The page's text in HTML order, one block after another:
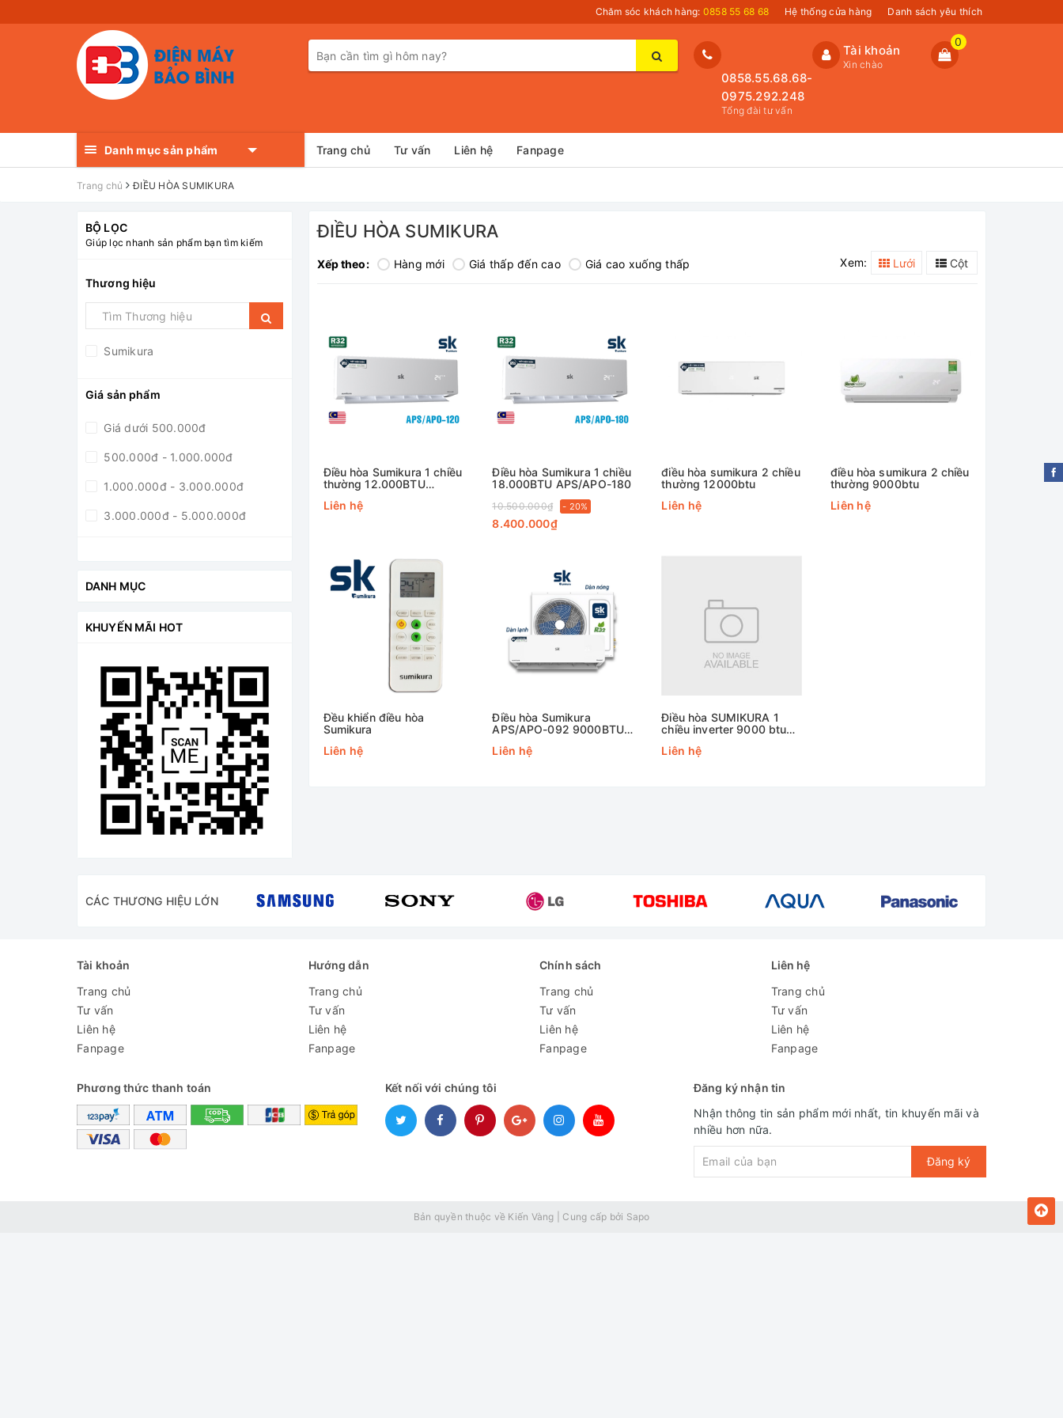
Chăm sóc khách hàng: 0858 55 68 68 Hệ thống cửa hàng Danh sách yêu thích
0858.55.68.68-
0975.292.248
Tổng đài tư vấn
Tài khoản
Xin chào
0
Danh mục sản phẩm Trang chủ Tư vấn Liên hệ Fanpage
Trang chủ ĐIỀU HÒA SUMIKURA
BỘ LỌC
Giúp lọc nhanh sản phẩm bạn tìm kiếm
Thương hiệu
Sumikura
Giá sản phẩm
Giá dưới 500.000đ
500.000đ - 1.000.000đ
1.000.000đ - 3.000.000đ
3.000.000đ - 5.000.000đ
DANH MỤC
KHUYẾN MÃI HOT
ĐIỀU HÒA SUMIKURA
Xếp theo: Hàng mới Giá thấp đến cao Giá cao xuống thấp Xem: Lưới Cột
Điều hòa Sumikura 1 chiều
thường 12.000BTU
Liên hệ
Điều hòa Sumikura 1 chiều
18.000BTU APS/APO-180
10.500.000₫ - 20%
8.400.000₫
điều hòa sumikura 2 chiều
thường 12000btu
Liên hệ
điều hòa sumikura 2 chiều
thường 9000btu
Liên hệ
Đều khiển điều hòa
Sumikura
Liên hệ
Điều hòa Sumikura
APS/APO-092 9000BTU
R32)
Liên hệ
Điều hòa SUMIKURA 1
chiều inverter 9000 btu
Liên hệ
CÁC THƯƠNG HIỆU LỚN
Tài khoản
Trang chủ
Tư vấn
Liên hệ
Fanpage
Hướng dẫn
Trang chủ
Tư vấn
Liên hệ
Fanpage
Chính sách
Trang chủ
Tư vấn
Liên hệ
Fanpage
Liên hệ
Trang chủ
Tư vấn
Liên hệ
Fanpage
Phương thức thanh toán Kết nối với chúng tôi
Đăng ký nhận tin
Nhận thông tin sản phẩm mới nhất, tin khuyến mãi và
nhiều hơn nữa.
Đăng ký
Bản quyền thuộc về Kiến Vàng Cung cấp bởi Sapo